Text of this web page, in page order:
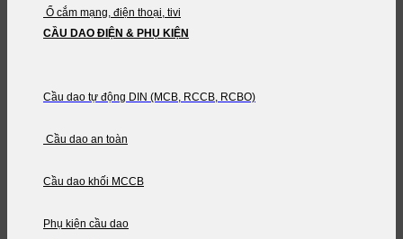
Ổ cắm mạng, điện thoại, tivi
CẦU DAO ĐIỆN & PHỤ KIỆN
Cầu dao tự động DIN (MCB, RCCB, RCBO)
Cầu dao an toàn
Cầu dao khối MCCB
Phụ kiện cầu dao